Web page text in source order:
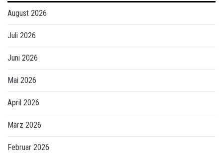
August 2026
Juli 2026
Juni 2026
Mai 2026
April 2026
März 2026
Februar 2026